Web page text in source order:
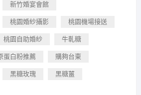
新竹婚宴會館
桃園婚紗攝影 桃園機場接送
桃園自助婚紗 牛軋糖
蛋白粉推薦 購夠台東
黑糖玫瑰 黑糖薑